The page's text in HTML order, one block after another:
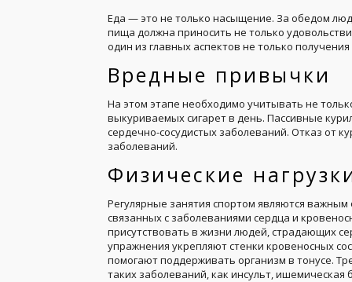
Еда — это не только насыщение. За обедом
пища должна приносить не только
один из главных аспектов не только
Вредные привычки
На этом этапе необходимо учитывать не
выкуриваемых сигарет в день. Пассивные
сердечно-сосудистых заболеваний. Отказ от
заболеваний.
Физические
Регулярные занятия спортом являются
связанных с заболеваниями сердца и
присутствовать в жизни людей, страдающих
упражнения укрепляют стенки кровеносных
помогают поддерживать организм в тонусе.
таких заболеваний, как инсульт,